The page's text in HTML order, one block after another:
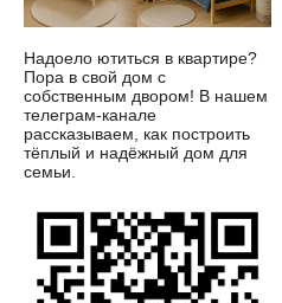
Надоело ютиться в квартире?
Пора в свой дом с
собственным двором! В нашем
телеграм-канале
рассказываем, как построить
тёплый и надёжный дом для
семьи.